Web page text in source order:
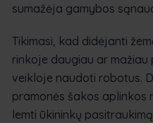
sumažėja gamybos
Tikimasi, kad didėjanti
rinkoje daugiau ar
veikloje naudoti robotus.
pramonės šakos aplinkos
lemti ūkininkų